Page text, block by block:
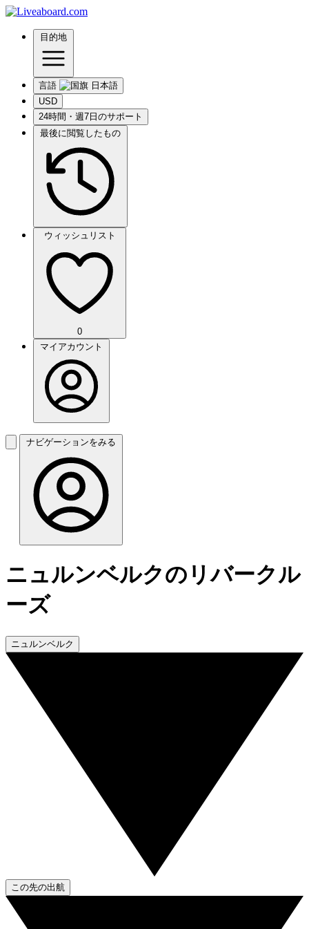
目的地
言語
USD
24時間・週7日のサポート
最後に閲覧したもの
ウィッシュリスト
0
マイアカウント
ナビゲーションをみる
ニュルンベルクのリバークル
ーズ
ニュルンベルク
この先の出航